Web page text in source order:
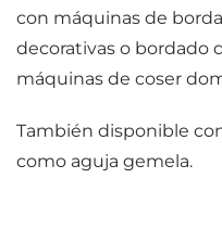
con máquinas de
decorativas o bordado
máquinas de coser
También disponible
como aguja gemela.